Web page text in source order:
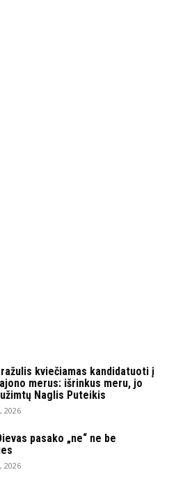
kviečiamas kandidatuoti į
merus: išrinkus meru, jo
Naglis Puteikis
2026
pasako „ne“ ne be
2026